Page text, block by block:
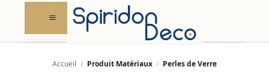
content
Accueil / Produit Matériaux / Perles de Verre